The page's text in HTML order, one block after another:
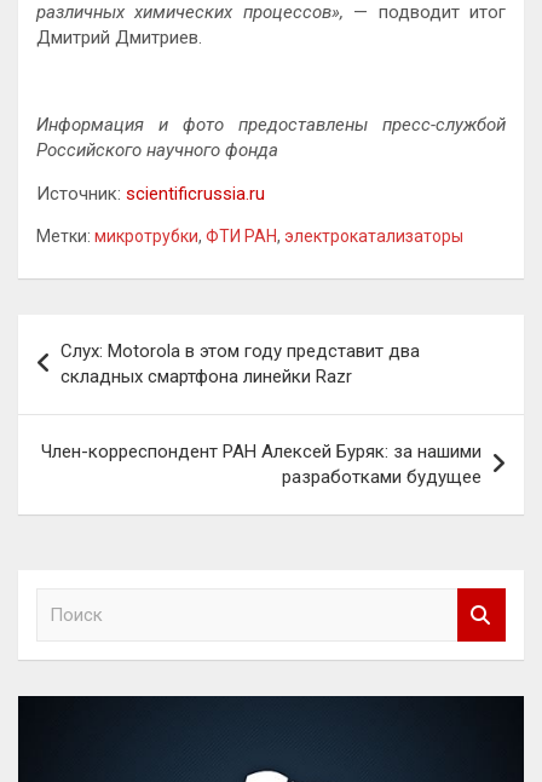
различных химических процессов», — подводит итог
Дмитрий Дмитриев.
Информация и фото предоставлены пресс-службой
Российского научного фонда
Источник: scientificrussia.ru
Метки: микротрубки, ФТИ РАН, электрокатализаторы
по
записям
Слух: Motorola в этом году представит два
складных смартфона линейки Razr
Член-корреспондент РАН Алексей Буряк: за нашими
разработками будущее
к